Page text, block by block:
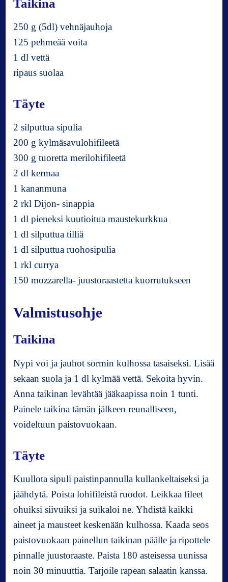
Taikina
250 g (5dl) vehnäjauhoja
125 pehmeää voita
1 dl vettä
ripaus suolaa
Täyte
2 silputtua sipulia
200 g kylmäsavulohifileetä
300 g tuoretta merilohifileetä
2 dl kermaa
1 kananmuna
2 rkl Dijon- sinappia
1 dl pieneksi kuutioitua maustekurkkua
1 dl silputtua tilliä
1 dl silputtua ruohosipulia
1 rkl currya
150 mozzarella- juustoraastetta kuorrutukseen
Valmistusohje
Taikina
Nypi voi ja jauhot sormin kulhossa tasaiseksi. Lisää
sekaan suola ja 1 dl kylmää vettä. Sekoita hyvin.
Anna taikinan levähtää jääkaapissa noin 1 tunti.
Painele taikina tämän jälkeen reunalliseen,
voideltuun paistovuokaan.
Täyte
Kuullota sipuli paistinpannulla kullankeltaiseksi ja
jäähdytä. Poista lohifileistä ruodot. Leikkaa fileet
ohuiksi siivuiksi ja suikaloi ne. Yhdistä kaikki
aineet ja mausteet keskenään kulhossa. Kaada seos
paistovuokaan painellun taikinan päälle ja ripottele
pinnalle juustoraaste. Paista 180 asteisessa uunissa
noin 30 minuuttia. Tarjoile rapean salaatin kanssa.